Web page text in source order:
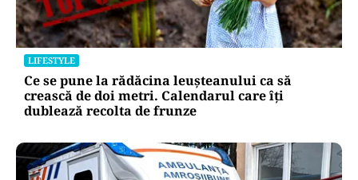
LIFESTYLE
Ce se pune la rădăcina leușteanului ca să
crească de doi metri. Calendarul care îți
dublează recolta de frunze